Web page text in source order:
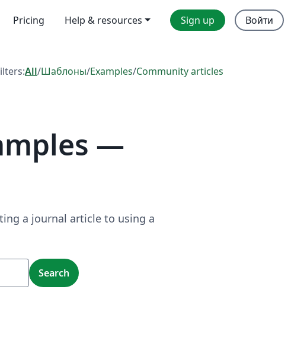
Pricing Help & resources Sign up Войти
All/Шаблоны/Examples/Community articles
—
a journal article to using a
Search